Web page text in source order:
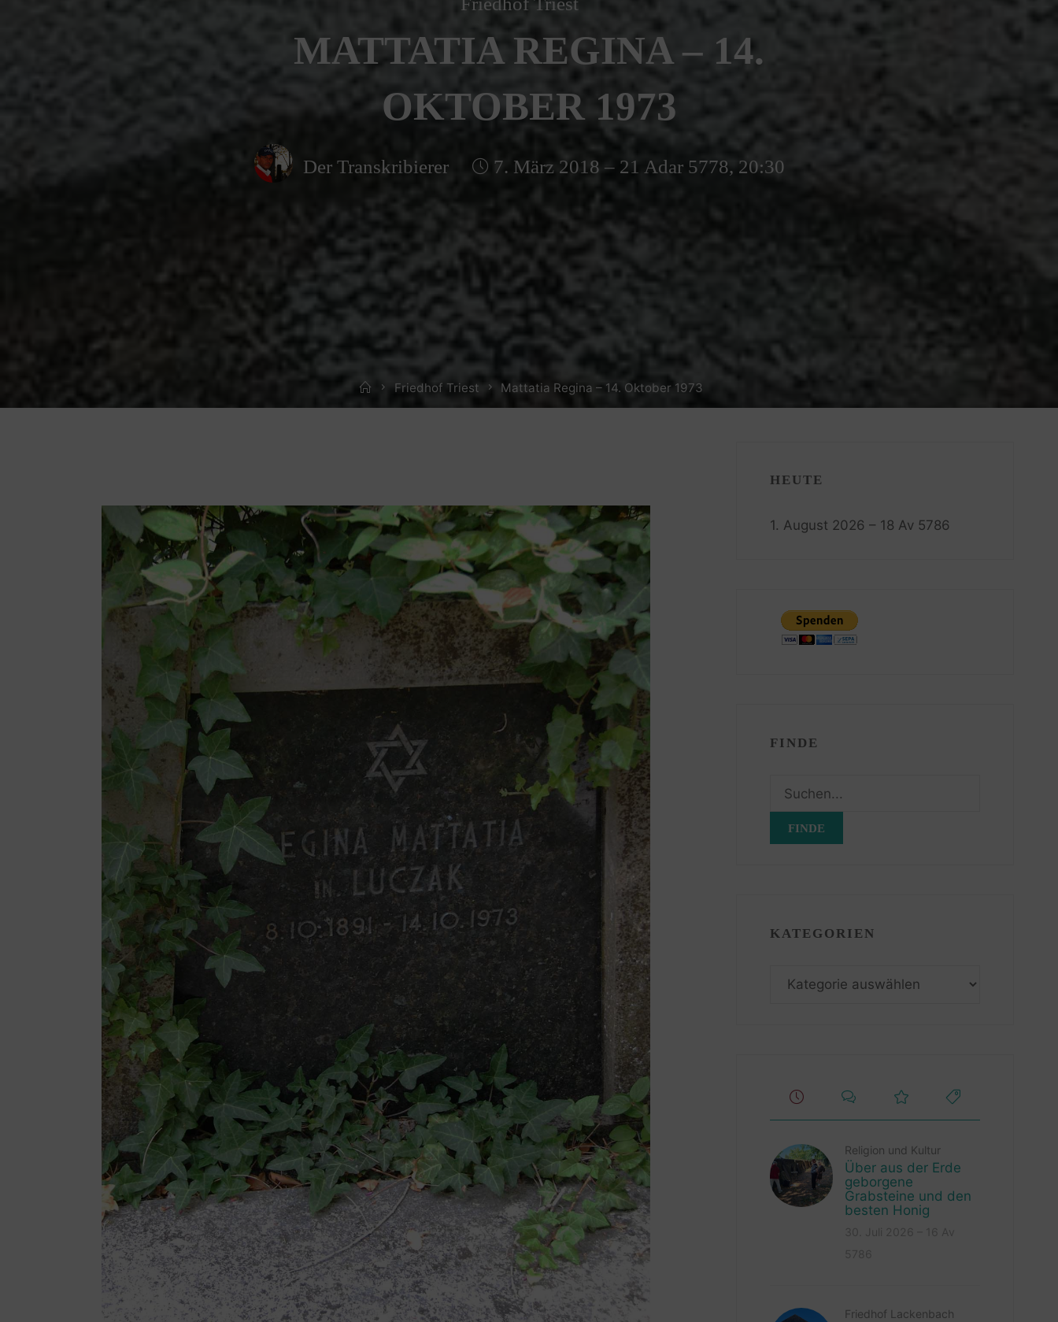
MATTATIA REGINA – 14.
OKTOBER 1973
Der Transkribierer 7. März 2018 – 21 Adar 5778, 20:30
HomeFriedhof Triest Mattatia Regina – 14. Oktober 1973
HEUTE
1. August 2026 – 18 Av 5786
FINDE
Suchen
nach:
KATEGORIEN
Kategorien
Religion und Kultur
Über aus der Erde
geborgene
Grabsteine und den
besten Honig
Friedhof Lackenbach